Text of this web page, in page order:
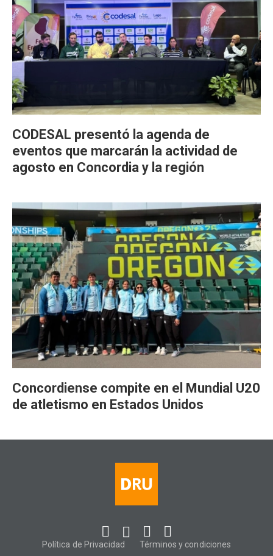
CODESAL presentó la agenda de
eventos que marcarán la actividad de
agosto en Concordia y la región
Concordiense compite en el Mundial U20
de atletismo en Estados Unidos
Política de Privacidad Términos y condiciones